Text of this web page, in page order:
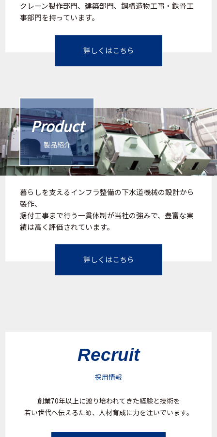
クレーン製作部門、建築部門、鋼構造物工事・鉄骨工
事部門を持っています。
詳しくはこちら
Product
製品紹介
暮らしを支えるインフラ整備の下水道機械の設計から
製作、
据付工事まで行う一貫体制が当社の強みで、豊富な実
績は高く評価されています。
詳しくはこちら
Recruit
採用情報
創業70年以上に渡り培われてきた経験と技術を
若い世代へ伝えるため、人材育成に力を注いでいます。